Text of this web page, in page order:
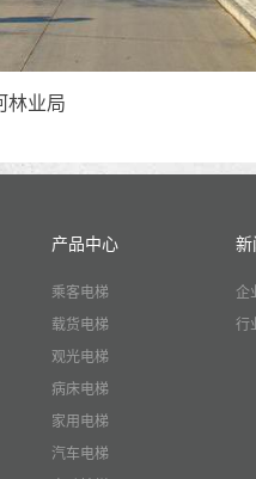
林业局
产品中心
乘客电梯
载货电梯
观光电梯
病床电梯
家用电梯
汽车电梯
新
企
行